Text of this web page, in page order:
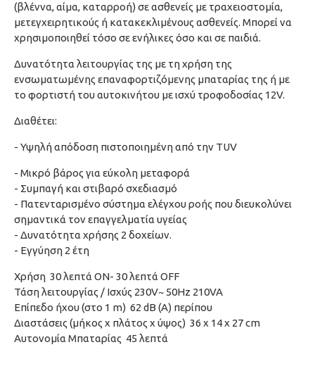
(βλέννα, αίμα, καταρροή) σε ασθενείς με τραχειοστομία,
μετεγχειρητικούς ή κατακεκλιμένους ασθενείς. Μπορεί να
χρησιμοποιηθεί τόσο σε ενήλικες όσο και σε παιδιά.
Δυνατότητα λειτουργίας της με τη χρήση της
ενσωματωμένης επαναφορτιζόμενης μπαταρίας της ή με
το φορτιστή του αυτοκινήτου με ισχύ τροφοδοσίας 12V.
Διαθέτει:
- Υψηλή απόδοση πιστοποιημένη από την TUV
- Μικρό βάρος για εύκολη μεταφορά
- Συμπαγή και στιβαρό σχεδιασμό
- Πατενταρισμένο σύστημα ελέγχου ροής που διευκολύνει
σημαντικά τον επαγγελματία υγείας
- Δυνατότητα χρήσης 2 δοχείων.
- Εγγύηση 2 έτη
Χρήση 30 λεπτά ON- 30 λεπτά OFF
Τάση λειτουργίας / Ισχύς 230V~ 50Hz 210VA
Επίπεδο ήχου (στο 1 m) 62 dB (A) περίπου
Διαστάσεις (μήκος x πλάτος x ύψος) 36 x 14 x 27 cm
Αυτονομία Μπαταρίας 45 λεπτά